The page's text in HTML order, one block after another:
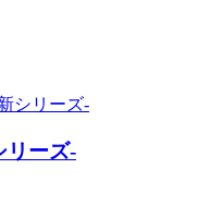
リーズ-